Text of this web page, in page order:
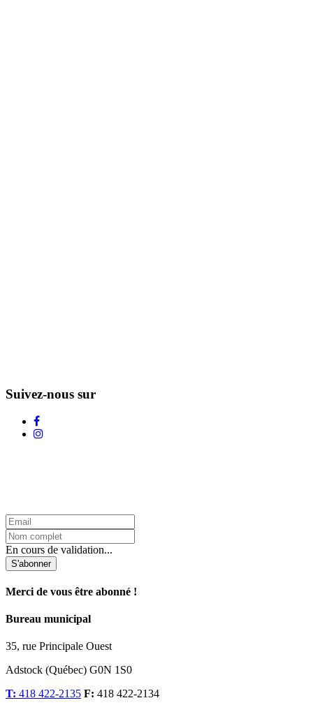
Suivez-nous sur
En cours de validation...
S'abonner
Merci de vous être abonné !
Bureau municipal
35, rue Principale Ouest
Adstock (Québec) G0N 1S0
T: 418 422-2135 F: 418 422-2134